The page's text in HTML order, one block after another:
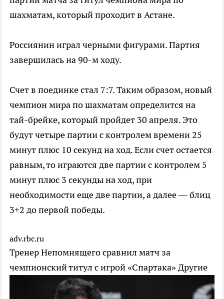
шахматам, который проходит в Астане.
Россиянин играл черными фигурами. Партия
завершилась на 90-м ходу.
Счет в поединке стал 7:7. Таким образом, новый
чемпион мира по шахматам определится на
тай-брейке, который пройдет 30 апреля. Это
будут четыре партии с контролем времени 25
минут плюс 10 секунд на ход. Если счет остается
равным, то играются две партии с контролем 5
минут плюс 3 секунды на ход, при
необходимости еще две партии, а далее — блиц
3+2 до первой победы.
adv.rbc.ru
Тренер Непомнящего сравнил матч за
чемпионский титул с игрой «Спартака» Другие